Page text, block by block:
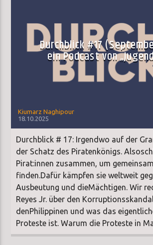
Durchblick #17
ein Podcast von
Kiumarz Naghipour
18.10.2025
Durchblick # 17: Irgendwo auf der
der Schatz des Piratenkönigs.
Pirat:innen zusammen, um
finden.Dafür kämpfen sie weltweit
Ausbeutung und dieMächtigen. Wir
Reyes Jr. über den
denPhilippinen und was das
Proteste ist. Warum die Proteste in